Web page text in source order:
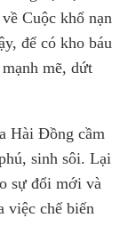
Cuộc khổ nạn
để có kho báu
mẽ, dứt
Hài Đồng cầm
sinh sôi. Lại
sự đổi mới và
việc chế biến